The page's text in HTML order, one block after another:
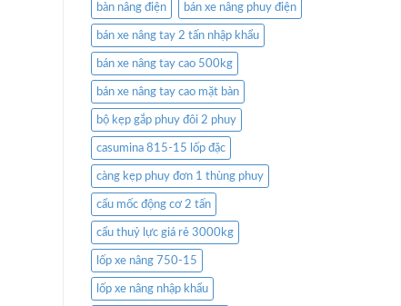
bàn nâng điện bán xe nâng phuy điện
bán xe nâng tay 2 tấn nhập khẩu
bán xe nâng tay cao 500kg
bán xe nâng tay cao mặt bàn
bộ kẹp gắp phuy đôi 2 phuy
casumina 815-15 lốp đặc
càng kẹp phuy đơn 1 thùng phuy
cẩu mốc động cơ 2 tấn
cẩu thuỷ lực giá rẻ 3000kg
lốp xe nâng 750-15
lốp xe nâng nhập khẩu